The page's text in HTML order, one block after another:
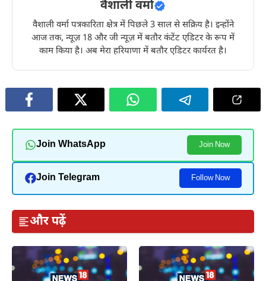
वैशाली वर्मा
वैशाली वर्मा पत्रकारिता क्षेत्र में पिछले 3 साल से सक्रिय है। इन्होंने
आज तक, न्यूज़ 18 और जी न्यूज़ में बतौर कंटेंट एडिटर के रूप में
काम किया है। अब मेरा हरियाणा में बतौर एडिटर कार्यरत है।
Join WhatsApp Join Now
Join Telegram Follow Now
और पढ़ें